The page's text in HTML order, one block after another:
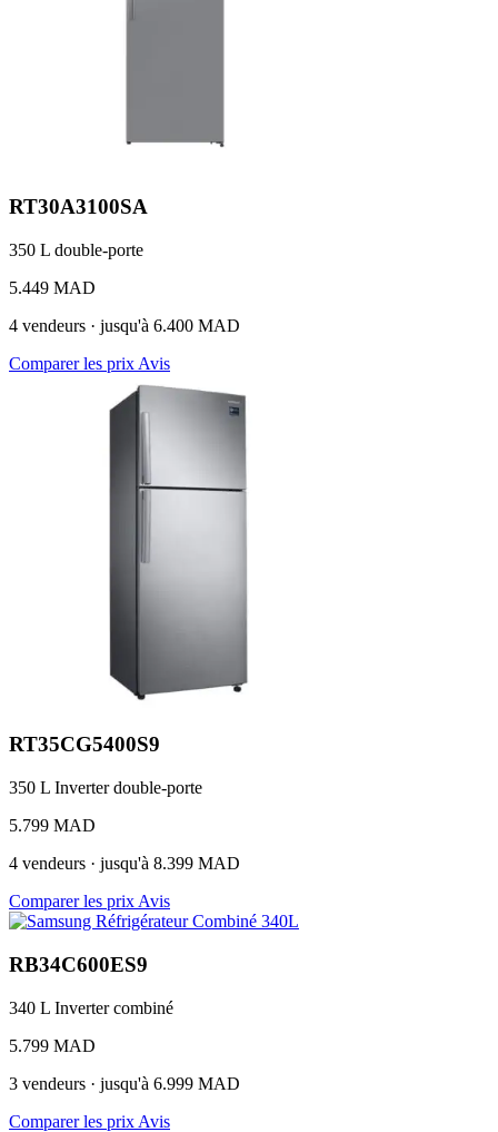
RT30A3100SA
350 L double-porte
5.449 MAD
4 vendeurs · jusqu'à 6.400 MAD
Comparer les prix Avis
RT35CG5400S9
350 L Inverter double-porte
5.799 MAD
4 vendeurs · jusqu'à 8.399 MAD
Comparer les prix Avis
RB34C600ES9
340 L Inverter combiné
5.799 MAD
3 vendeurs · jusqu'à 6.999 MAD
Comparer les prix Avis